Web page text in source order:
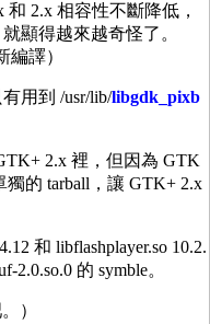
2.x 相容性不斷降低，
顯得越來越奇怪了。
編譯）
用到 /usr/lib/libgdk_pixb
2.x 裡，但因為 GTK
的 tarball，讓 GTK+ 2.x
和 libflashplayer.so 10.2.
的 symble。
）